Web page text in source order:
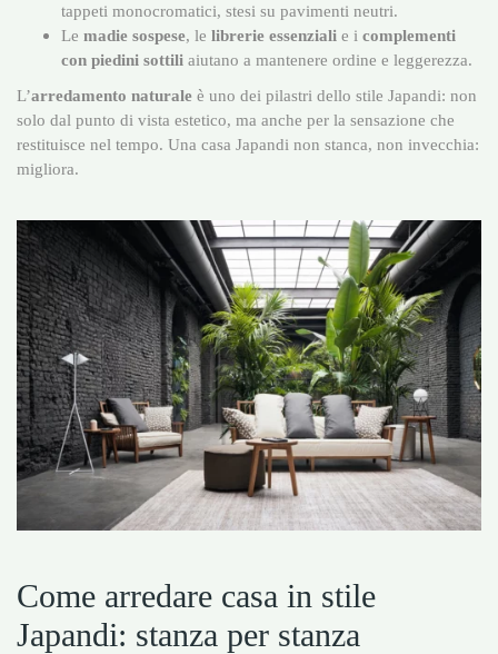
tappeti monocromatici, stesi su pavimenti neutri.
Le madie sospese, le librerie essenziali e i complementi
con piedini sottili aiutano a mantenere ordine e leggerezza.
L’arredamento naturale è uno dei pilastri dello stile Japandi: non
solo dal punto di vista estetico, ma anche per la sensazione che
restituisce nel tempo. Una casa Japandi non stanca, non invecchia:
migliora.
Come arredare casa in stile
Japandi: stanza per stanza